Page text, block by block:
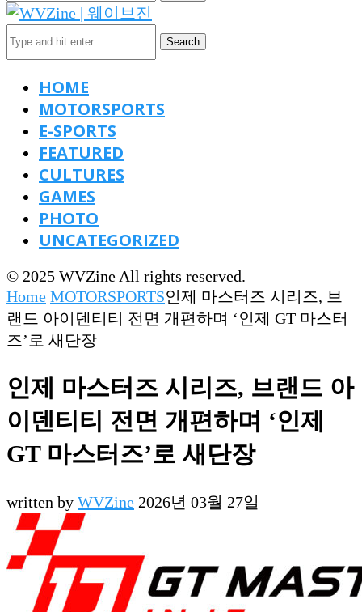
Search
HOME
MOTORSPORTS
E-SPORTS
FEATURED
CULTURES
GAMES
PHOTO
UNCATEGORIZED
© 2025 WVZine All rights reserved.
Home MOTORSPORTS인제 마스터즈 시리즈, 브
랜드 아이덴티티 전면 개편하며 ‘인제 GT 마스터
즈’로 새단장
인제 마스터즈 시리즈, 브랜드 아
이덴티티 전면 개편하며 ‘인제
GT 마스터즈’로 새단장
written by WVZine 2026년 03월 27일